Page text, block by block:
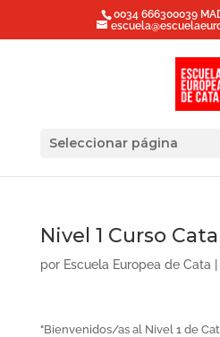
0034 666300039
Seleccionar página
Nivel 1 Curso
por Escuela Europea de Cata
"Bienvenidos/as al Nivel 1 de